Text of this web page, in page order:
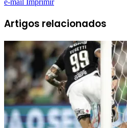
e-mail Imprimir
Artigos relacionados